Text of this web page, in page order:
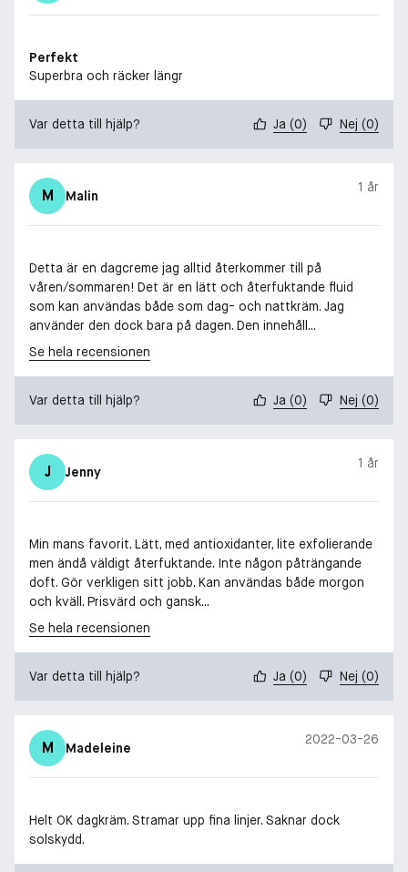
Perfekt
Superbra och räcker längr
Var detta till hjälp? Ja (0) Nej (0)
M Malin
1 år
Detta är en dagcreme jag alltid återkommer till på
våren/sommaren! Det är en lätt och återfuktande fluid
som kan användas både som dag- och nattkräm. Jag
använder den dock bara på dagen. Den innehåll...
Se hela recensionen
Var detta till hjälp? Ja (0) Nej (0)
J Jenny
1 år
Min mans favorit. Lätt, med antioxidanter, lite exfolierande
men ändå väldigt återfuktande. Inte någon påträngande
doft. Gör verkligen sitt jobb. Kan användas både morgon
och kväll. Prisvärd och gansk...
Se hela recensionen
Var detta till hjälp? Ja (0) Nej (0)
M Madeleine
2022-03-26
Helt OK dagkräm. Stramar upp fina linjer. Saknar dock
solskydd.